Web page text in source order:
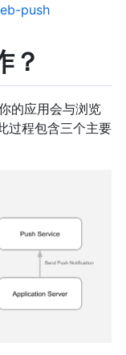
push
？
的应用会与浏览
过程包含三个主要